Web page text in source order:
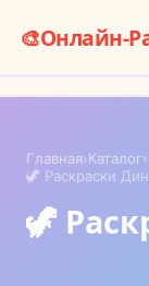
🎨Онлайн-
Главная›Каталог›
🦖 Раскраски
🦖